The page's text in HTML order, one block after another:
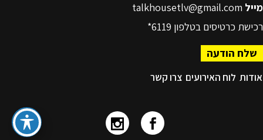
מייל talkhousetlv@gmail.com
רכישת כרטיסים בטלפון 6119*
שלח הודעה
אודות לוח האירועים צרו קשר